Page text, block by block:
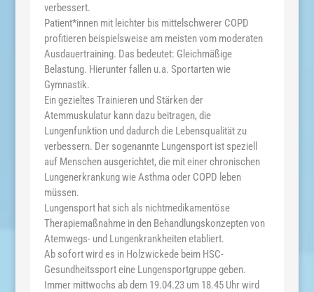
verbessert.
Patient*innen mit leichter bis mittelschwerer COPD
profitieren beispielsweise am meisten vom moderaten
Ausdauertraining. Das bedeutet: Gleichmäßige
Belastung. Hierunter fallen u.a. Sportarten wie
Gymnastik.
Ein gezieltes Trainieren und Stärken der
Atemmuskulatur kann dazu beitragen, die
Lungenfunktion und dadurch die Lebensqualität zu
verbessern. Der sogenannte Lungensport ist speziell
auf Menschen ausgerichtet, die mit einer chronischen
Lungenerkrankung wie Asthma oder COPD leben
müssen.
Lungensport hat sich als nichtmedikamentöse
Therapiemaßnahme in den Behandlungskonzepten von
Atemwegs- und Lungenkrankheiten etabliert.
Ab sofort wird es in Holzwickede beim HSC-
Gesundheitssport eine Lungensportgruppe geben.
Immer mittwochs ab dem 19.04.23 um 18.45 Uhr wird